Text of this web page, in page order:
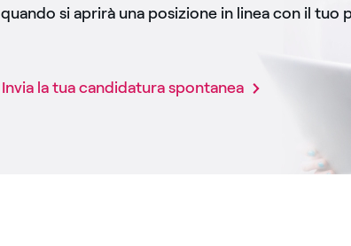
quando si aprirà una posizione in linea con il tuo
Invia la tua candidatura spontanea​